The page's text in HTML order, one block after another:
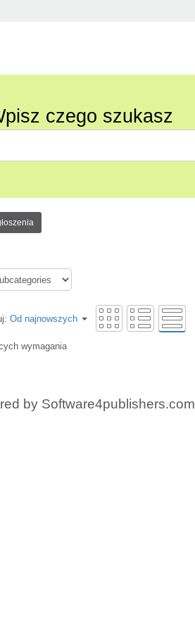
czego szukasz
Od najnowszych
wymagania
by Software4publishers.com